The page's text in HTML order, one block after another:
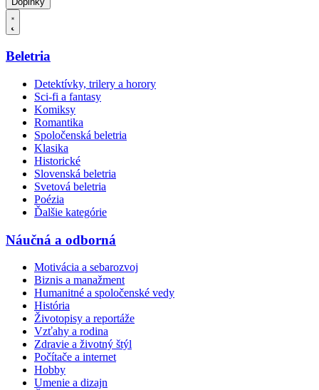
Beletria
Detektívky, trilery a horory
Sci-fi a fantasy
Komiksy
Romantika
Spoločenská beletria
Klasika
Historické
Slovenská beletria
Svetová beletria
Poézia
Ďalšie kategórie
Náučná a odborná
Motivácia a sebarozvoj
Biznis a manažment
Humanitné a spoločenské vedy
História
Životopisy a reportáže
Vzťahy a rodina
Zdravie a životný štýl
Počítače a internet
Hobby
Umenie a dizajn